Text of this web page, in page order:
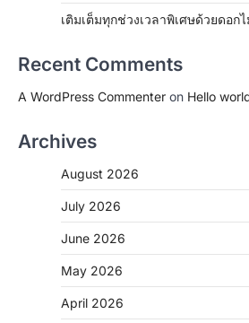
เติมเต็มทุกช่วงเวลาพิเศษด้วยดอก
Recent Comments
A WordPress Commenter on Hello
Archives
August 2026
July 2026
June 2026
May 2026
April 2026